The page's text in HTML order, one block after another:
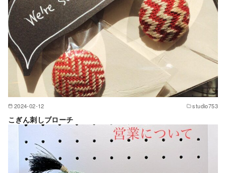
2024-02-12 studio753
こぎん刺しブローチ